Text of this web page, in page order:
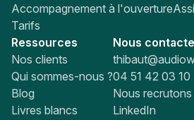
Accompagnement à l'ouverture
Tarifs
Ressources
Nos clients
Qui sommes-nous ?
Blog
Livres blancs
Nous
04 51 42 03 10
Nous recrutons
LinkedIn